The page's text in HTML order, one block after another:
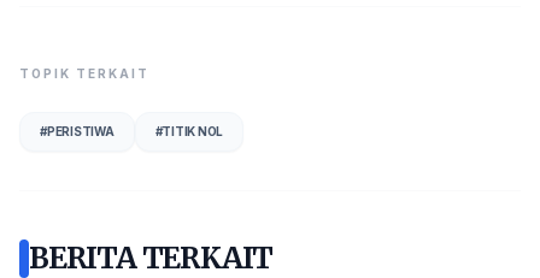
TOPIK TERKAIT
#PERISTIWA #TITIK NOL
BERITA TERKAIT